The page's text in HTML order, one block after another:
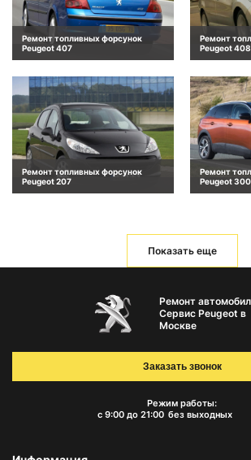
Ремонт топливных форсунок
Peugeot 407
Ремонт
Peugeot 408
Ремонт топливных форсунок
Peugeot 207
Ремонт
Peugeot
Показать еще
Ремонт
Сервис Peugeot в
Москве
Режим работы:
с 9:00 до 21:00 без выходных
Заказать звонок